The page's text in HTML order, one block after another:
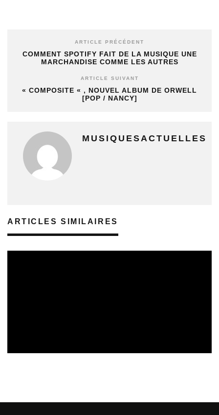
ARTICLE PRÉCÉDENT
COMMENT SPOTIFY FAIT DE LA MUSIQUE UNE
MARCHANDISE COMME LES AUTRES
ARTICLE SUIVANT
« COMPOSITE « , NOUVEL ALBUM DE ORWELL
[POP / NANCY]
MUSIQUESACTUELLES
ARTICLES SIMILAIRES